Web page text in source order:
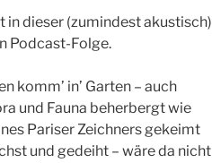
in dieser (zumindest akustisch)
Podcast-Folge.
komm’ in’ Garten – auch
und Fauna beherbergt wie
Pariser Zeichners gekeimt
und gedeiht – wäre da nicht